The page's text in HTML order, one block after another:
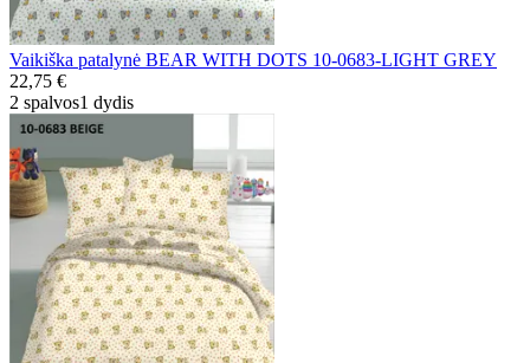
Vaikiška patalynė BEAR WITH DOTS 10-0683-LIGHT GREY
22,75 €
2 spalvos1 dydis